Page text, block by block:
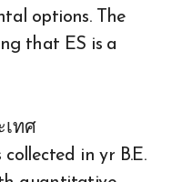
options. The
that ES is a
เทศ
in yr B.E.